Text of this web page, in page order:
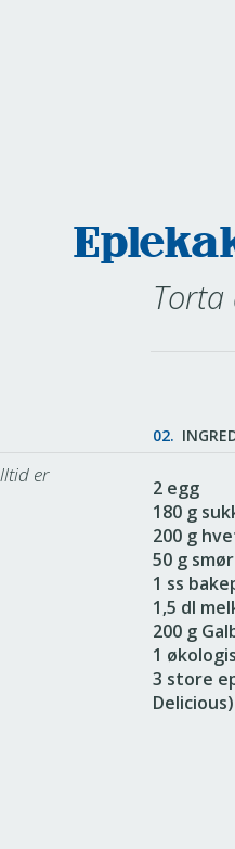
er
02.
2 egg
180 g
200 g
50 g smør
1 ss
1,5 dl
200 g
1
3 store
Delicious)